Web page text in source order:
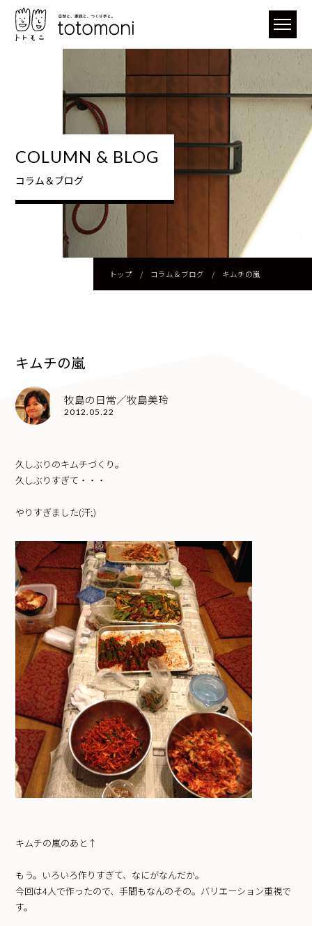
COLUMN & BLOG
コラム＆ブログ
トップ/ コラム＆ブログ / キムチの嵐
キムチの嵐
牧島の日常／牧島美玲
2012.05.22
久しぶりのキムチづくり。
久しぶりすぎて・・・
やりすぎました(汗;)
キムチの嵐のあと↑
もう。いろいろ作りすぎて、なにがなんだか。
今回は4人で作ったので、手間もなんのその。バリエーション重視で
す。